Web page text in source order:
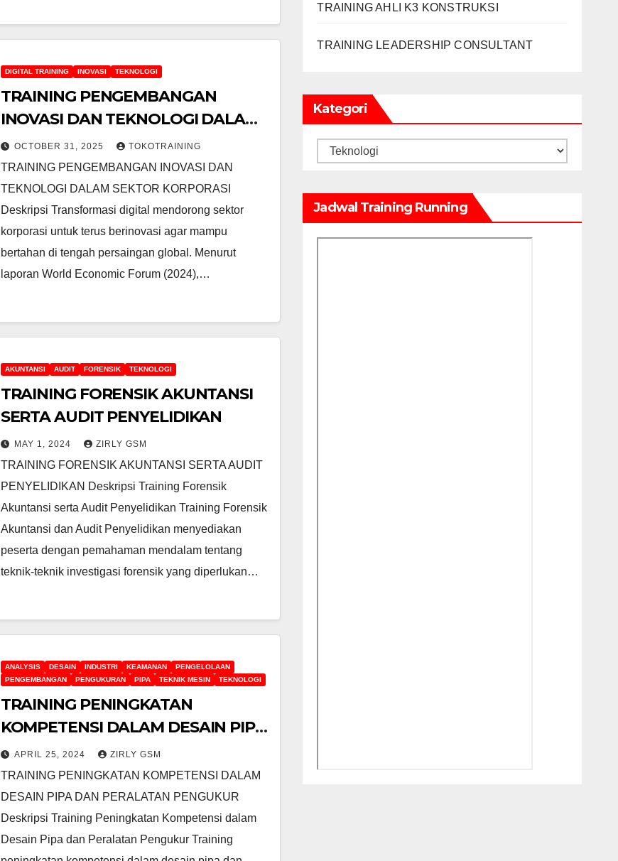
DIGITAL TRAINING INOVASI TEKNOLOGI
TRAINING PENGEMBANGAN
INOVASI DAN TEKNOLOGI DALAM
SEKTOR KORPORASI
OCTOBER 31, 2025 TOKOTRAINING
TRAINING PENGEMBANGAN INOVASI DAN
TEKNOLOGI DALAM SEKTOR KORPORASI
Deskripsi Transformasi digital mendorong sektor
korporasi untuk terus berinovasi agar mampu
bertahan di tengah persaingan global. Menurut
laporan World Economic Forum (2024),…
AKUNTANSI AUDIT FORENSIK TEKNOLOGI
TRAINING FORENSIK AKUNTANSI
SERTA AUDIT PENYELIDIKAN
MAY 1, 2024 ZIRLY GSM
TRAINING FORENSIK AKUNTANSI SERTA AUDIT
PENYELIDIKAN Deskripsi Training Forensik
Akuntansi serta Audit Penyelidikan Training Forensik
Akuntansi dan Audit Penyelidikan menyediakan
peserta dengan pemahaman mendalam tentang
teknik-teknik investigasi forensik yang diperlukan…
ANALYSIS DESAIN INDUSTRI KEAMANAN
PENGELOLAAN
PENGEMBANGAN
PENGUKURAN PIPA TEKNIK MESIN TEKNOLOGI
TRAINING PENINGKATAN
KOMPETENSI DALAM DESAIN PIPA
DAN PERALATAN PENGUKUR
APRIL 25, 2024 ZIRLY GSM
TRAINING PENINGKATAN KOMPETENSI DALAM
DESAIN PIPA DAN PERALATAN PENGUKUR
Deskripsi Training Peningkatan Kompetensi dalam
Desain Pipa dan Peralatan Pengukur Training
TRAINING AHLI K3 KONSTRUKSI
TRAINING LEADERSHIP CONSULTANT
Kategori
Kategori
Jadwal Training Running